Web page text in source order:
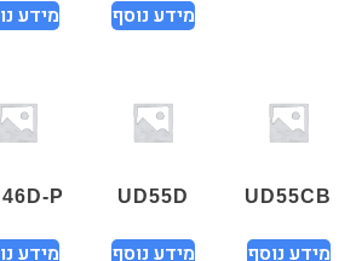
מידע נוסף מידע
UD55CB
מידע נוסף
UD55D
מידע נוסף
P
מידע